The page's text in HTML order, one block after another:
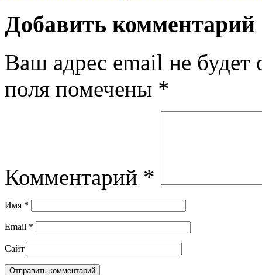
Добавить комментарий
Ваш адрес email не будет
поля помечены *
Комментарий *
Имя *
Email *
Сайт